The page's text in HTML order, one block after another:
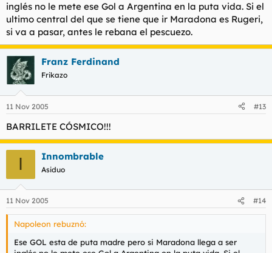
inglés no le mete ese Gol a Argentina en la puta vida. Si el
ultimo central del que se tiene que ir Maradona es Rugeri,
si va a pasar, antes le rebana el pescuezo.
Franz Ferdinand
Frikazo
11 Nov 2005 #13
BARRILETE CÓSMICO!!!
I Innombrable
Asiduo
11 Nov 2005 #14
Napoleon rebuznó:
Ese GOL esta de puta madre pero si Maradona llega a ser